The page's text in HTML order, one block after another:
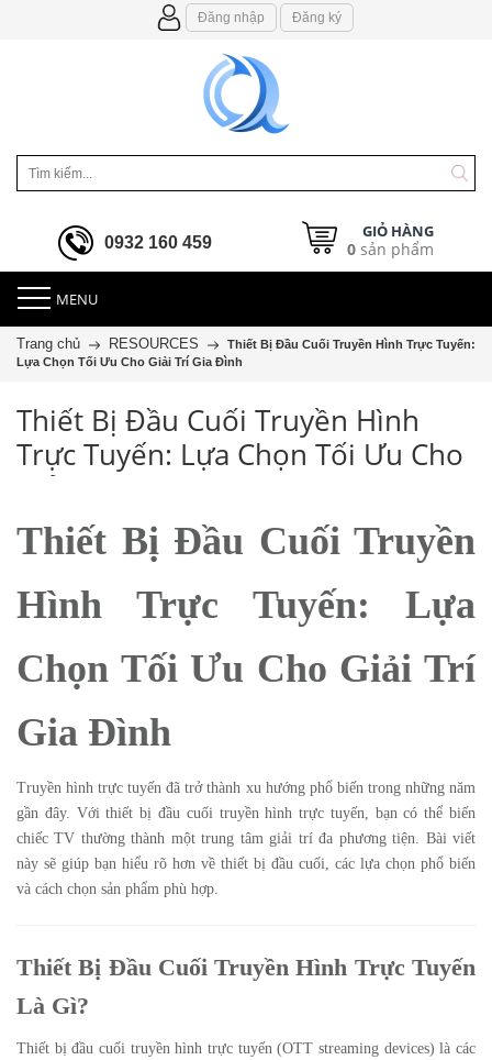
Đăng nhập Đăng ký
0932 160 459
GIỎ HÀNG
0sản phẩm
MENU
Trang chủ RESOURCES
Thiết Bị Đầu Cuối Truyền Hình Trực Tuyến:
Lựa Chọn Tối Ưu Cho Giải Trí Gia Đình
Thiết Bị Đầu Cuối Truyền Hình
Trực Tuyến: Lựa Chọn Tối Ưu Cho
Giải Trí Gia Đình
Thiết Bị Đầu Cuối Truyền
Hình Trực Tuyến: Lựa
Chọn Tối Ưu Cho Giải Trí
Gia Đình
Truyền hình trực tuyến đã trở thành xu hướng phổ biến trong những năm
gần đây. Với thiết bị đầu cuối truyền hình trực tuyến, bạn có thể biến
chiếc TV thường thành một trung tâm giải trí đa phương tiện. Bài viết
này sẽ giúp bạn hiểu rõ hơn về thiết bị đầu cuối, các lựa chọn phổ biến
và cách chọn sản phẩm phù hợp.
Thiết Bị Đầu Cuối Truyền Hình Trực Tuyến
Là Gì?
Thiết bị đầu cuối truyền hình trực tuyến (OTT streaming devices) là các